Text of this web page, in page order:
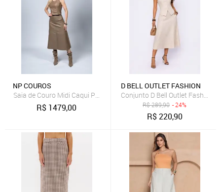
NP COUROS
Saia de Couro Midi Caqui Pelica
R$ 1479,00
D BELL OUTLET FASHION
Conjunto D Bell Outlet Fashion
R$289,90 - 24%
R$220,90